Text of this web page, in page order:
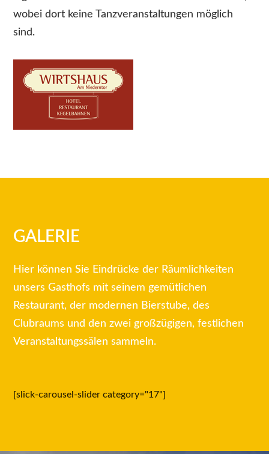
wobei dort keine Tanzveranstaltungen möglich
sind.
GALERIE
Hier können Sie Eindrücke der Räumlichkeiten
unsers Gasthofs mit seinem gemütlichen
Restaurant, der modernen Bierstube, des
Clubraums und den zwei großzügigen, festlichen
Veranstaltungssälen sammeln.
[slick-carousel-slider category="17"]